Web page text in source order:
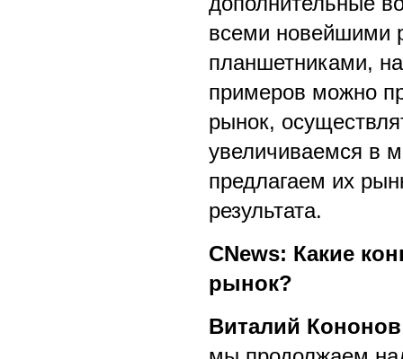
всеми новейшими
планшетниками,
примеров можно
рынок,
увеличиваемся в
предлагаем их
результата.
CNews: Какие
рынок?
Виталий